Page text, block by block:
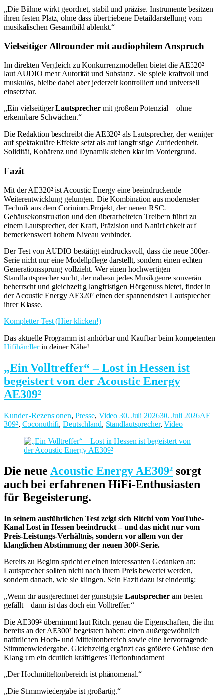
„Die Bühne wirkt geordnet, stabil und präzise. Instrumente besitzen
ihren festen Platz, ohne dass übertriebene Detaildarstellung vom
musikalischen Gesamtbild ablenkt.“
Vielseitiger Allrounder mit audiophilem Anspruch
Im direkten Vergleich zu Konkurrenzmodellen bietet die AE320²
laut AUDIO mehr Autorität und Substanz. Sie spiele kraftvoll und
muskulös, bleibe dabei aber jederzeit kontrolliert und universell
einsetzbar.
„Ein vielseitigerLautsprecher mit großem Potenzial – ohne
erkennbare Schwächen.“
Die Redaktion beschreibt die AE320² als Lautsprecher, der weniger
auf spektakuläre Effekte setzt als auf langfristige Zufriedenheit.
Solidität, Kohärenz und Dynamik stehen klar im Vordergrund.
Fazit
Mit der AE320² ist Acoustic Energy eine beeindruckende
Weiterentwicklung gelungen. Die Kombination aus modernster
Technik aus dem Corinium-Projekt, der neuen RSC-
Gehäusekonstruktion und den überarbeiteten Treibern führt zu
einem Lautsprecher, der Kraft, Präzision und Natürlichkeit auf
bemerkenswert hohem Niveau verbindet.
Der Test von AUDIO bestätigt eindrucksvoll, dass die neue 300er-
Serie nicht nur eine Modellpflege darstellt, sondern einen echten
Generationssprung vollzieht. Wer einen hochwertigen
Standlautsprecher sucht, der nahezu jedes Musikgenre souverän
beherrscht und gleichzeitig langfristigen Hörgenuss bietet, findet in
der Acoustic Energy AE320² einen der spannendsten Lautsprecher
ihrer Klasse.
Kompletter Test (Hier klicken!)
Das aktuelle Programm ist anhörbar und Kaufbar beim kompetenten
Hifihändlerin deiner Nähe!
„Ein Volltreffer“ – Lost in Hessen ist
begeistert von der Acoustic Energy
AE309²
Kunden-Rezensionen, Presse, Video 30. Juli 202630. Juli 2026AE
309², Coconuthifi, Deutschland, Standlautsprecher, Video
Die neue Acoustic Energy AE309² sorgt
auch bei erfahrenen HiFi-Enthusiasten
für Begeisterung.
In seinem ausführlichen Test zeigt sich Ritchi vom YouTube-
Kanal Lost in Hessen beeindruckt – und das nicht nur vom
Preis-Leistungs-Verhältnis, sondern vor allem von der
klanglichen Abstimmung der neuen 300²-Serie.
Bereits zu Beginn spricht er einen interessanten Gedanken an:
Lautsprecher sollten nicht nach ihrem Preis bewertet werden,
sondern danach, wie sie klingen. Sein Fazit dazu ist eindeutig:
„Wenn dir ausgerechnet der günstigste Lautsprecher am besten
gefällt – dann ist das doch ein Volltreffer.“
Die AE309² übernimmt laut Ritchi genau die Eigenschaften, die ihn
bereits an der AE300² begeistert haben: einen außergewöhnlich
natürlichen Hoch- und Mitteltonbereich sowie eine hervorragende
Stimmenwiedergabe. Gleichzeitig ergänzt das größere Gehäuse den
Klang um ein deutlich kräftigeres Tieftonfundament.
„Der Hochmitteltonbereich ist phänomenal.“
„Die Stimmwiedergabe ist großartig.“